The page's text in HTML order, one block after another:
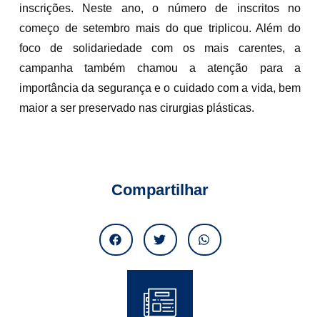
inscrições. Neste ano, o número de inscritos no
começo de setembro mais do que triplicou. Além do
foco de solidariedade com os mais carentes, a
campanha também chamou a atenção para a
importância da segurança e o cuidado com a vida, bem
maior a ser preservado nas cirurgias plásticas.
Compartilhar